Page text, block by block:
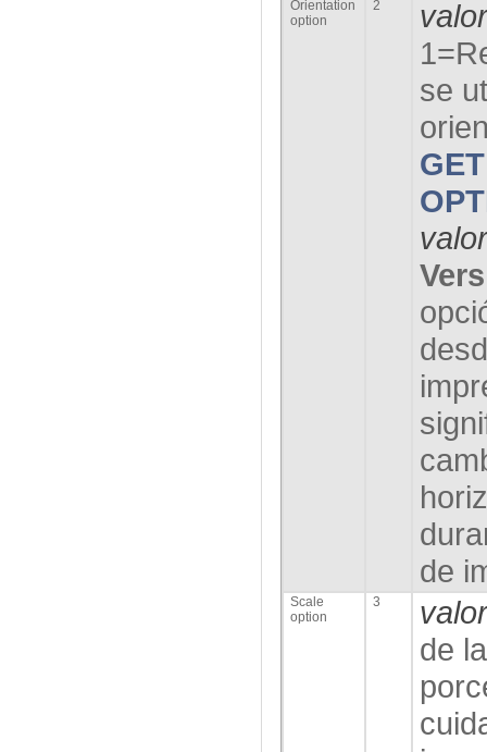
Orientation
option
2
1=
se
de
Scale
option
3
de